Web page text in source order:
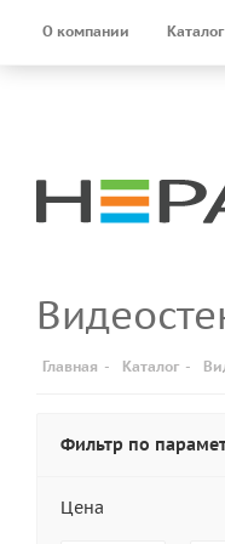
О компании Каталог
Главная - Каталог -
Фильтр по
Цена